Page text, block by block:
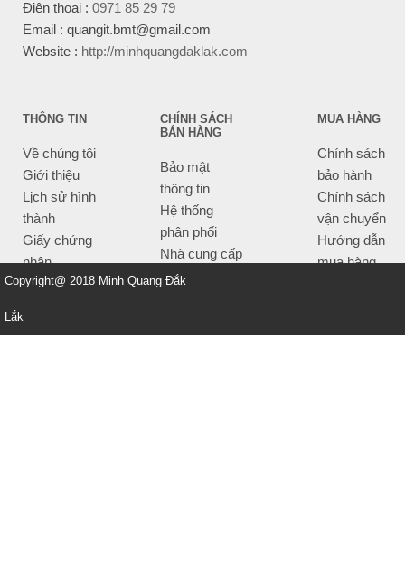
Điện thoại : 0971 85 29 79
Email : quangit.bmt@gmail.com
Website : http://minhquangdaklak.com
THÔNG TIN
Về chúng tôi
Giới thiệu
Lịch sử hình
thành
Giấy chứng
nhận
CHÍNH SÁCH
BÁN HÀNG
Bảo mật
thông tin
Hệ thống
phân phối
Nhà cung cấp
Tiêu chí bán
MUA HÀNG
Chính sách
bảo hành
Chính sách
vận chuyển
Hướng dẫn
mua hàng
Copyright@ 2018 Minh Quang Đắk
Lắk